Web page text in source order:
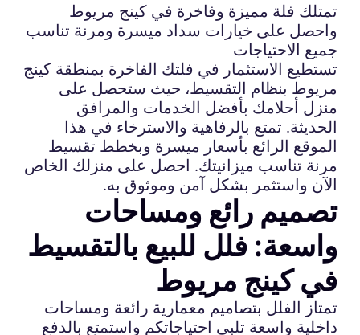
تمتلك فلة مميزة وفاخرة في كينج مريوط
واحصل على خيارات سداد ميسرة ومرنة تناسب
جميع الاحتياجات
تستطيع الاستثمار في فلتك الفاخرة بمنطقة كينج
مريوط بنظام التقسيط، حيث ستحصل على
منزل أحلامك بأفضل الخدمات والمرافق
الحديثة. تمتع بالرفاهية والاسترخاء في هذا
الموقع الرائع بأسعار ميسرة وبخطط تقسيط
مرنة تناسب ميزانيتك. احصل على منزلك الخاص
الآن واستثمر بشكل آمن وموثوق به.
تصميم رائع ومساحات
واسعة: فلل للبيع بالتقسيط
في كينج مريوط
تمتاز الفلل بتصاميم معمارية رائعة ومساحات
داخلية واسعة تلبي احتياجاتكم واستمتع بالدفع